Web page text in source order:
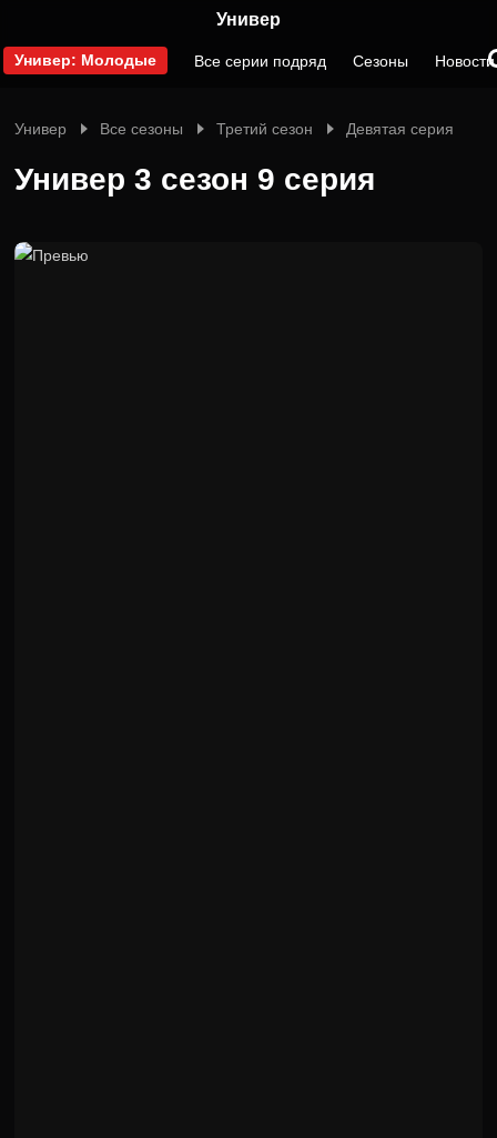
Универ
Универ: Молодые Все серии подряд Сезоны Новости
Универ Все сезоны Третий сезон Девятая серия
Универ 3 сезон 9 серия